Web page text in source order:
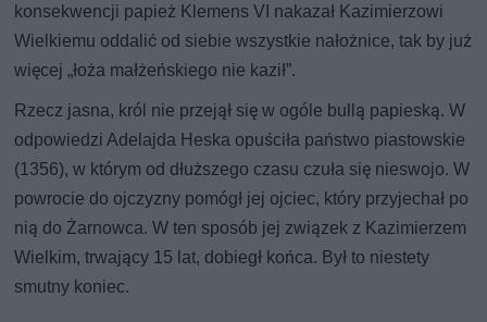
konsekwencji papież Klemens VI nakazał Kazimierzowi
Wielkiemu oddalić od siebie wszystkie nałożnice, tak by już
więcej „łoża małżeńskiego nie kaził”.
Rzecz jasna, król nie przejął się w ogóle bullą papieską. W
odpowiedzi Adelajda Heska opuściła państwo piastowskie
(1356), w którym od dłuższego czasu czuła się nieswojo. W
powrocie do ojczyzny pomógł jej ojciec, który przyjechał po
nią do Żarnowca. W ten sposób jej związek z Kazimierzem
Wielkim, trwający 15 lat, dobiegł końca. Był to niestety
smutny koniec.